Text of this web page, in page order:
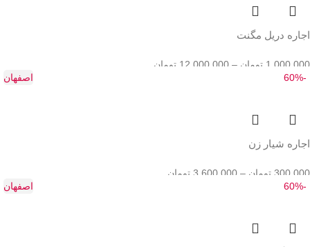
اجاره دریل مگنت
1,000,000 تومان –
12,000,000 تومان
-60%
اصفهان
اجاره شیار زن
300,000 تومان –
3,600,000 تومان
-60%
اصفهان